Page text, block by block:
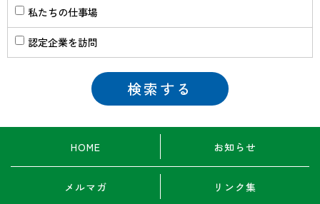
私たちの仕事場
認定企業を訪問
HOME お知らせ
メルマガ リンク集